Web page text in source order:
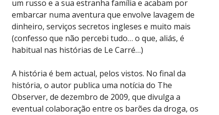
um russo e a sua estranha família e acabam por
embarcar numa aventura que envolve lavagem de
dinheiro, serviços secretos ingleses e muito mais
(confesso que não percebi tudo… o que, aliás, é
habitual nas histórias de Le Carré…)
A história é bem actual, pelos vistos. No final da
história, o autor publica uma notícia do The
Observer, de dezembro de 2009, que divulga a
eventual colaboração entre os barões da droga, os